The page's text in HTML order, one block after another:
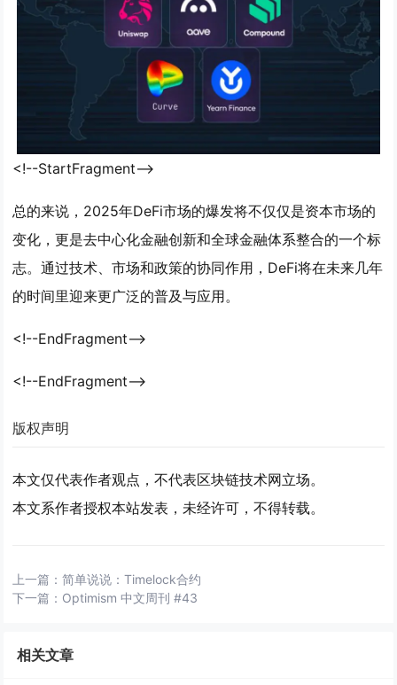
<!--StartFragment-->
总的来说，2025年DeFi市场的爆发将不仅仅是资本市场的
变化，更是去中心化金融创新和全球金融体系整合的一个标
志。通过技术、市场和政策的协同作用，DeFi将在未来几年
的时间里迎来更广泛的普及与应用。
<!--EndFragment-->
<!--EndFragment-->
版权声明
本文仅代表作者观点，不代表区块链技术网立场。
本文系作者授权本站发表，未经许可，不得转载。
上一篇：简单说说：Timelock合约
下一篇： Optimism 中文周刊 #43
相关文章